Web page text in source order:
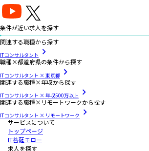
条件が近い求人を探す
関連する職種から探す
ITコンサルタント
職種×都道府県の条件から探す
ITコンサルタント × 東京都
関連する職種×年収から探す
ITコンサルタント × 年収500万以上
関連する職種×リモートワークから探す
ITコンサルタント × リモートワーク
サービスについて
トップページ
IT菩薩モロー
求人を探す